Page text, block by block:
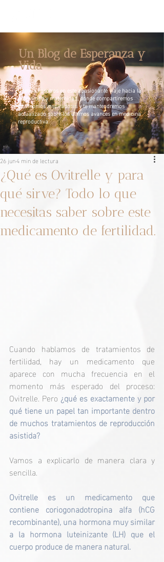
Un Blog de Esperanza y
Vida
Únete a nosotros en este apasionante viaje hacia la
paternidad y maternidad, donde compartiremos
testimonios inspiradores y te mantendremos
actualizado sobre los últimos avances en medicina
reproductiva.
¿Qué es Ovitrelle y para
qué sirve? Todo lo que
necesitas saber sobre este
medicamento de fertilidad.
26 jun4 min de lectura
Cuando hablamos de tratamientos de
fertilidad, hay un medicamento que
aparece con mucha frecuencia en el
momento más esperado del proceso:
Ovitrelle. Pero ¿qué es exactamente y por
qué tiene un papel tan importante dentro
de muchos tratamientos de reproducción
asistida?
Vamos a explicarlo de manera clara y
sencilla.
Ovitrelle es un medicamento que
contiene coriogonadotropina alfa (hCG
recombinante), una hormona muy similar
a la hormona luteinizante (LH) que el
cuerpo produce de manera natural.